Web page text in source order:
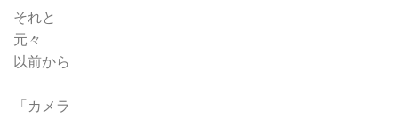
それと
元々
以前から
「カメラ